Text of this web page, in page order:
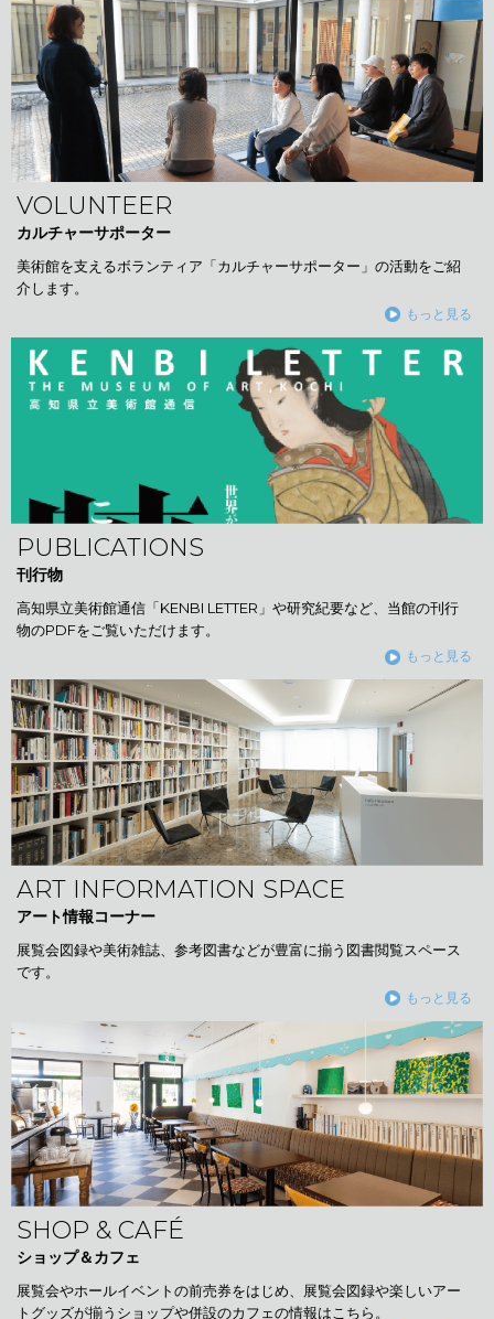
VOLUNTEER
カルチャーサポーター
美術館を支えるボランティア「カルチャーサポーター」の活動をご紹
介します。
もっと見る
PUBLICATIONS
刊行物
高知県立美術館通信「KENBI LETTER」や研究紀要など、当館の刊行
物のPDFをご覧いただけます。
もっと見る
ART INFORMATION SPACE
アート情報コーナー
展覧会図録や美術雑誌、参考図書などが豊富に揃う図書閲覧スペース
です。
もっと見る
SHOP & CAFÉ
ショップ＆カフェ
展覧会やホールイベントの前売券をはじめ、展覧会図録や楽しいアー
トグッズが揃うショップや併設のカフェの情報はこちら。